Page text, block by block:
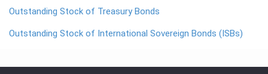
අරමුණු
Outstanding Stock of Treasury Bonds
Outstanding Stock of International Sovereign Bonds (ISBs)